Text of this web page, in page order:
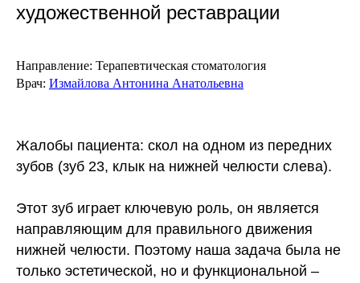
художественной реставрации
Направление: Терапевтическая стоматология
Врач: Измайлова Антонина Анатольевна
Жалобы пациента: скол на одном из передних
зубов (зуб 23, клык на нижней челюсти слева).
Этот зуб играет ключевую роль, он является
направляющим для правильного движения
нижней челюсти. Поэтому наша задача была не
только эстетической, но и функциональной –